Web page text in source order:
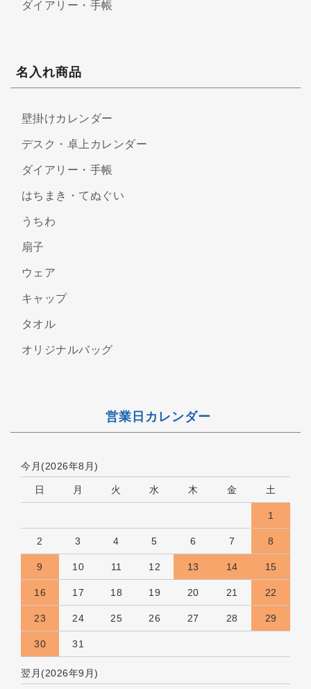
ダイアリー・手帳
名入れ商品
壁掛けカレンダー
デスク・卓上カレンダー
ダイアリー・手帳
はちまき・てぬぐい
うちわ
扇子
ウェア
キャップ
タオル
オリジナルバッグ
営業日カレンダー
今月(2026年8月)
日 月 火 水 木 金 土
1
2 3 4 5 6 7 8
9 10 11 12 13 14 15
16 17 18 19 20 21 22
23 24 25 26 27 28 29
30 31
翌月(2026年9月)